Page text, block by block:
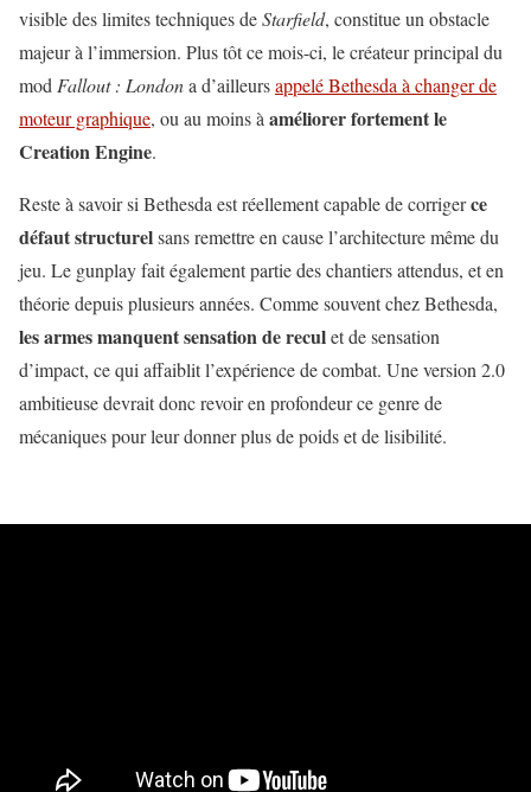
visible des limites techniques deStarfield, constitue un obstacle
majeur à l’immersion. Plus tôt ce mois-ci, le créateur principal du
mod Fallout : Londona d’ailleursappelé Bethesda à changer de
moteur graphique, ou au moins à améliorer fortement le
Creation Engine.
Reste à savoir si Bethesda est réellement capable de corrigerce
défaut structurelsans remettre en cause l’architecture même du
jeu. Le gunplay fait également partie des chantiers attendus, et en
théorie depuis plusieurs années. Comme souvent chez Bethesda,
les armes manquent sensation de reculet de sensation
d’impact, ce qui affaiblit l’expérience de combat. Une version 2.0
ambitieuse devrait donc revoir en profondeur ce genre de
mécaniques pour leur donner plus de poids et de lisibilité.